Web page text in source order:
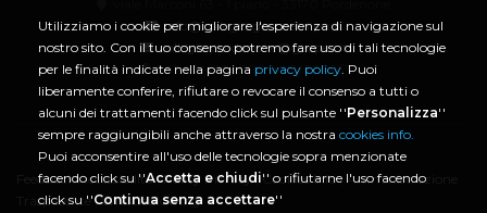
info@collegio.geometri.pn.it
collegio.pordenone@geopec.it
0434 21466 | CF 80006730933
Feedback Accessibilità|Policy Privacy|Cookies Info| Amministrazione
Trasparente |Whistleblowing
Utilizziamo i cookie per migliorare l'esperienza di navigazione sul
nostro sito. Con il tuo consenso potremo fare uso di tali tecnologie
per le finalità indicate nella pagina privacy policy. Puoi
liberamente conferire, rifiutare o revocare il consenso a tutti o
alcuni dei trattamenti facendo click sul pulsante ''Personalizza''
sempre raggiungibili anche attraverso la nostra cookies info.
Puoi acconsentire all'uso delle tecnologie sopra menzionate
facendo click su ''Accetta e chiudi'' o rifiutarne l'uso facendo
click su ''Continua senza accettare''